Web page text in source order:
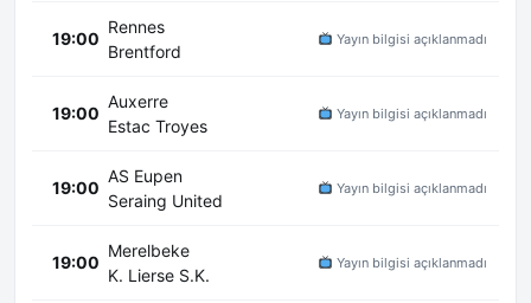
19:00
Rennes
Brentford
Yayın bilgisi açıklanmadı
19:00
Auxerre
Estac Troyes
Yayın bilgisi açıklanmadı
19:00
AS Eupen
Seraing United
Yayın bilgisi açıklanmadı
19:00
Merelbeke
K. Lierse S.K.
Yayın bilgisi açıklanmadı